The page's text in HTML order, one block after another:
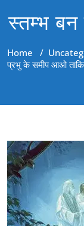
स्तम्भ
Home /
प्रभु के समीप आओ